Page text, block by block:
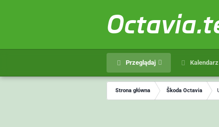
Przeglądaj Kalendarz
Strona główna Škoda Octavia